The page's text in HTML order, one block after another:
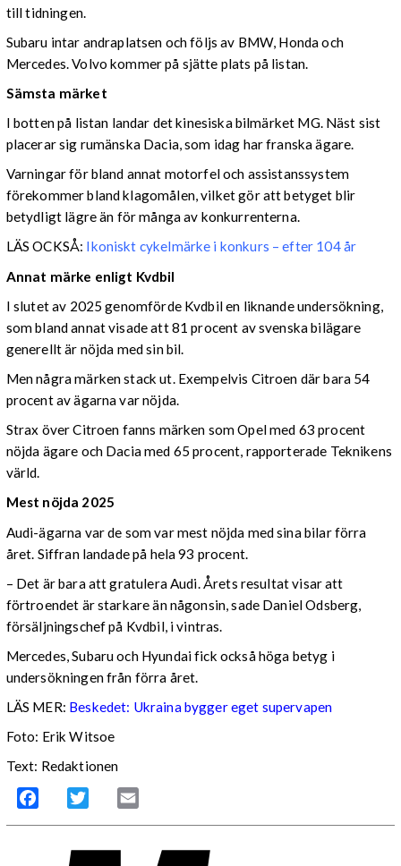
till tidningen.
Subaru intar andraplatsen och följs av BMW, Honda och
Mercedes. Volvo kommer på sjätte plats på listan.
Sämsta märket
I botten på listan landar det kinesiska bilmärket MG. Näst sist
placerar sig rumänska Dacia, som idag har franska ägare.
Varningar för bland annat motorfel och assistanssystem
förekommer bland klagomålen, vilket gör att betyget blir
betydligt lägre än för många av konkurrenterna.
LÄS OCKSÅ: Ikoniskt cykelmärke i konkurs – efter 104 år
Annat märke enligt Kvdbil
I slutet av 2025 genomförde Kvdbil en liknande undersökning,
som bland annat visade att 81 procent av svenska bilägare
generellt är nöjda med sin bil.
Men några märken stack ut. Exempelvis Citroen där bara 54
procent av ägarna var nöjda.
Strax över Citroen fanns märken som Opel med 63 procent
nöjda ägare och Dacia med 65 procent, rapporterade Teknikens
värld.
Mest nöjda 2025
Audi-ägarna var de som var mest nöjda med sina bilar förra
året. Siffran landade på hela 93 procent.
– Det är bara att gratulera Audi. Årets resultat visar att
förtroendet är starkare än någonsin, sade Daniel Odsberg,
försäljningschef på Kvdbil, i vintras.
Mercedes, Subaru och Hyundai fick också höga betyg i
undersökningen från förra året.
LÄS MER: Beskedet: Ukraina bygger eget supervapen
Foto: Erik Witsoe
Text: Redaktionen
Facebook Twitter